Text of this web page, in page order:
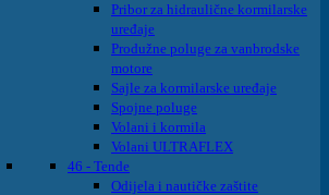
Pribor za hidraulične kormilarske
uređaje
Produžne poluge za vanbrodske
motore
Sajle za kormilarske uređaje
Spojne poluge
Volani i kormila
Volani ULTRAFLEX
46 - Tende
Odijela i nautičke zaštite